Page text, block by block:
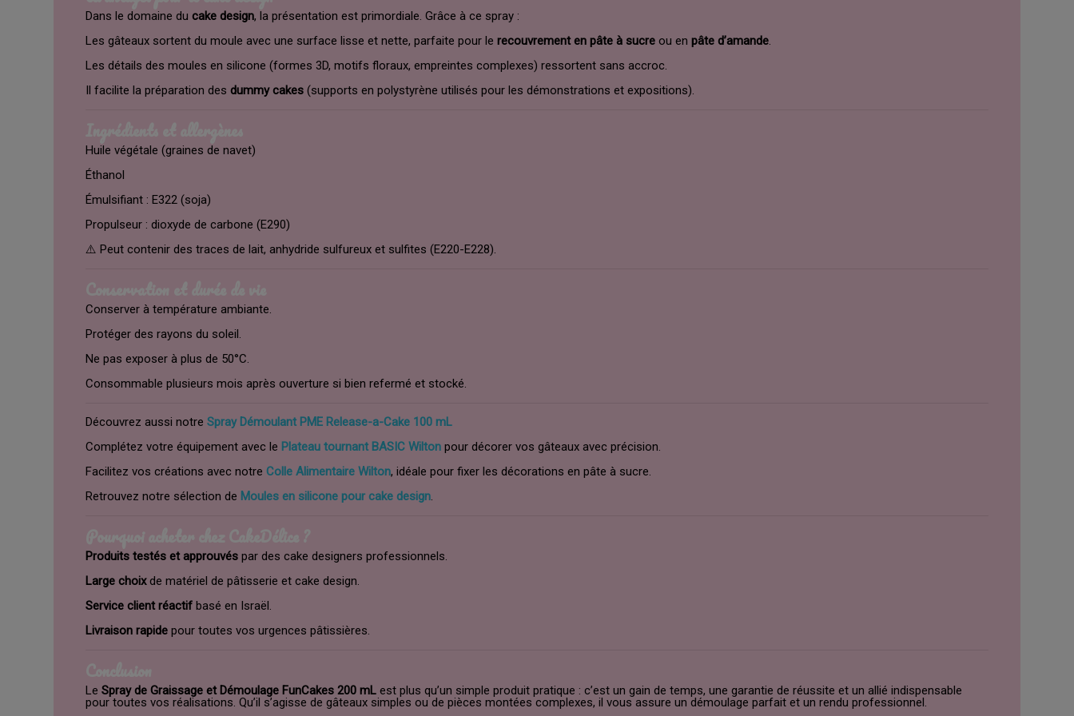
Dans le domaine ducake design, la présentation est primordiale. Grâce à ce spray :
Les gâteaux sortent du moule avec une surface lisse et nette, parfaite pour lerecouvrement en pâte à sucre ou enpâte d’amande.
Les détails des moules en silicone (formes 3D, motifs floraux, empreintes complexes) ressortent sans accroc.
Il facilite la préparation desdummy cakes (supports en polystyrène utilisés pour les démonstrations et expositions).
Huile végétale (graines de navet)
Éthanol
Émulsifiant : E322 (soja)
Propulseur : dioxyde de carbone (E290)
⚠️ Peut contenir des traces de lait, anhydride sulfureux et sulfites (E220-E228).
Conserver à température ambiante.
Protéger des rayons du soleil.
Ne pas exposer à plus de 50°C.
Consommable plusieurs mois après ouverture si bien refermé et stocké.
Découvrez aussi notreSpray Démoulant PME Release-a-Cake 100 mL
Complétez votre équipement avec le Plateau tournant BASIC Wilton pour décorer vos gâteaux avec précision.
Facilitez vos créations avec notreColle Alimentaire Wilton, idéale pour fixer les décorations en pâte à sucre.
Retrouvez notre sélection de Moules en silicone pour cake design.
Produits testés et approuvés par des cake designers professionnels.
Large choixde matériel de pâtisserie et cake design.
Service client réactif basé en Israël.
Livraison rapide pour toutes vos urgences pâtissières.
LeSpray de Graissage et Démoulage FunCakes 200 mL est plus qu’un simple produit pratique : c’est un gain de temps, une garantie de réussite et un allié indispensable
pour toutes vos réalisations. Qu’il s’agisse de gâteaux simples ou de pièces montées complexes, il vous assure un démoulage parfait et un rendu professionnel.